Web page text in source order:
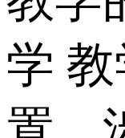
学